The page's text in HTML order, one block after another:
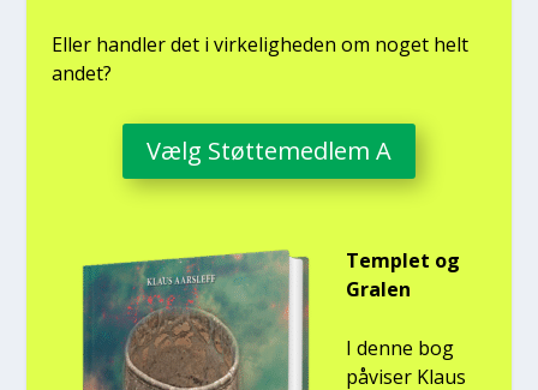
Eller hand­ler det i vir­ke­lig­he­den om noget helt
andet?
Vælg Støt­te­med­lem A
Temp­let og
Gra­len
I den­ne bog
påvi­ser Klaus